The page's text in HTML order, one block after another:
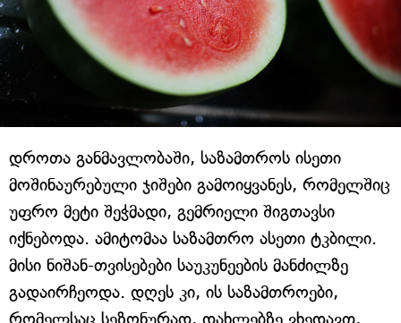
დროთა განმავლობაში, საზამთროს ისეთი
მოშინაურებული ჯიშები გამოიყვანეს, რომელშიც
უფრო მეტი შეჭმადი, გემრიელი შიგთავსი
იქნებოდა. ამიტომაა საზამთრო ასეთი ტკბილი.
მისი ნიშან-თვისებები საუკუნეების მანძილზე
გადაირჩეოდა. დღეს კი, ის საზამთროები,